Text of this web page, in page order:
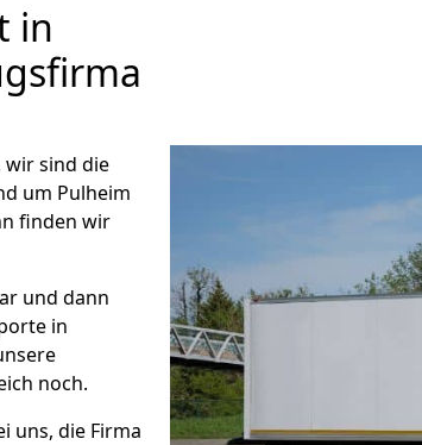
in
wir sind die
um Pulheim
finden wir
und dann
in
noch.
uns, die Firma